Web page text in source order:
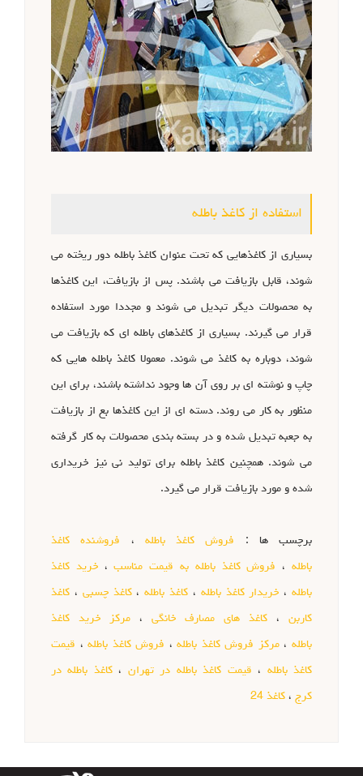
استفاده از کاغذ باطله
بسیاری از کاغذهایی که تحت عنوان کاغذ باطله دور ریخته می
شوند، قابل بازیافت می باشند. پس از بازیافت، این کاغذها
به محصولات دیگر تبدیل می شوند و مجددا مورد استفاده
قرار می گیرند. بسیاری از کاغذهای باطله ای که بازیافت می
شوند، دوباره به کاغذ می شوند. معمولا کاغذ باطله هایی که
چاپ و نوشته ای بر روی آن ها وجود نداشته باشند، برای این
منظور به کار می روند. دسته ای از این کاغذها بع از بازیافت
به جعبه تبدیل شده و در بسته بندی محصولات به کار گرفته
می شوند. همچنین کاغذ باطله برای تولید نی نیز خریداری
شده و مورد بازیافت قرار می گیرد.
برچسب ها : فروش کاغذ باطله ، فروشنده کاغذ
باطله، فروش کاغذ باطله به قیمت مناسب،خرید کاغذ
باطله، خریدار کاغذ باطله ، کاغذ باطله،کاغذ چسبی ، کاغذ
کاربن ، کاغذ های مصارف خانگی ، مرکز خرید کاغذ
باطله،مرکز فروش کاغذ باطله، فروش کاغذ باطله، قیمت
کاغذ باطله ، قیمت کاغذ باطله در تهران ،کاغذ باطله در
کرج ، کاغذ 24